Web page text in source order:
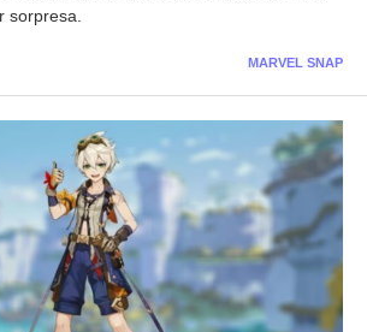
sorpresa.
MARVEL SNAP